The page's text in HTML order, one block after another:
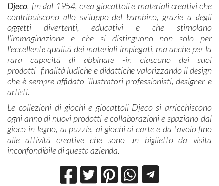
Djeco, fin dal 1954, crea giocattoli e materiali creativi che
contribuiscono allo sviluppo del bambino, grazie a degli
oggetti divertenti, educativi e che stimolano
l’immaginazione e che si distinguono non solo per
l'eccellente qualità dei materiali impiegati, ma anche per la
rara capacità di abbinare -in ciascuno dei suoi
prodotti- finalità ludiche e didattiche valorizzando il design
che è sempre affidato illustratori professionisti, designer e
artisti.
Le collezioni di giochi e giocattoli Djeco si arricchiscono
ogni anno di nuovi prodotti e collaborazioni e spaziano dal
gioco in legno, ai puzzle, ai giochi di carte e da tavolo fino
alle attività creative che sono un biglietto da visita
inconfondibile di questa azienda.